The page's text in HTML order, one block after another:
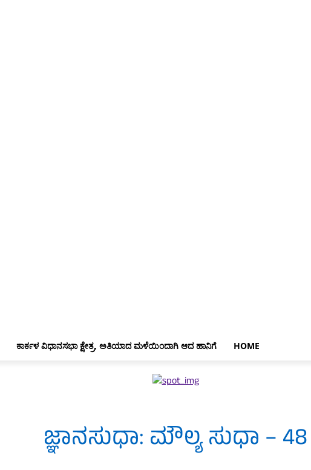
ಕಾರ್ಕಳ ವಿಧಾನಸಭಾ ಕ್ಷೇತ್ರ, ಅತಿಯಾದ ಮಳೆಯಿಂದಾಗಿ ಆದ ಹಾನಿಗೆ HOME
ಜ್ಞಾನಸುಧಾ: ಮೌಲ್ಯ ಸುಧಾ – 48